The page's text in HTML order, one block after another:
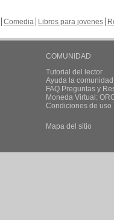
Comedia Libros para jovenes
COMUNIDAD
Tutorial del lector
Ayuda la
FAQ.Preguntas y
Moneda Virtual:
Condiciones de uso
Mapa del sitio